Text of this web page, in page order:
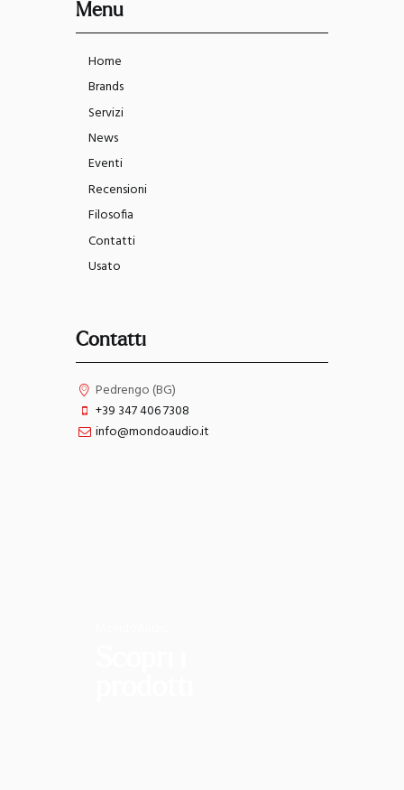
Menu
Home
Brands
Servizi
News
Eventi
Recensioni
Filosofia
Contatti
Usato
Contatti
Pedrengo (BG)
+39 347 406 7308
info@mondoaudio.it